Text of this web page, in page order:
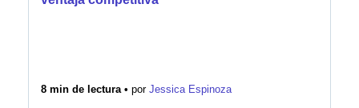
8 min de lectura • por Jessica Espinoza